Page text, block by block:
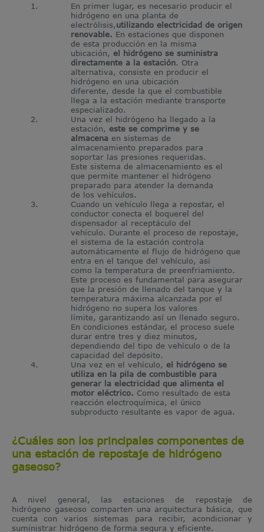
En primer lugar, es necesario producir el
hidrógeno en una planta de
electrólisis,utilizando electricidad de origen
renovable. En estaciones que disponen
de esta producción en la misma
ubicación, el hidrógeno se suministra
directamente a la estación. Otra
alternativa, consiste en producir el
hidrógeno en una ubicación
diferente, desde la que el combustible
llega a la estación mediante transporte
especializado.
Una vez el hidrógeno ha llegado a la
estación, este se comprime y se
almacena en sistemas de
almacenamiento preparados para
soportar las presiones requeridas.
Este sistema de almacenamiento es el
que permite mantener el hidrógeno
preparado para atender la demanda
de los vehículos.
Cuando un vehículo llega a repostar, el
conductor conecta el boquerel del
dispensador al receptáculo del
vehículo. Durante el proceso de repostaje,
el sistema de la estación controla
automáticamente el flujo de hidrógeno que
entra en el tanque del vehículo, así
como la temperatura de preenfriamiento.
Este proceso es fundamental para asegurar
que la presión de llenado del tanque y la
temperatura máxima alcanzada por el
hidrógeno no supera los valores
límite, garantizando así un llenado seguro.
En condiciones estándar, el proceso suele
durar entre tres y diez minutos,
dependiendo del tipo de vehículo o de la
capacidad del depósito.
Una vez en el vehículo, el hidrógeno se
utiliza en la pila de combustible para
generar la electricidad que alimenta el
motor eléctrico. Como resultado de esta
reacción electroquímica, el único
subproducto resultante es vapor de agua.
¿Cuáles son los principales componentes de
una estación de repostaje de hidrógeno
gaseoso?
A nivel general, las estaciones de repostaje de
hidrógeno gaseoso comparten una arquitectura básica, que
cuenta con varios sistemas para recibir, acondicionar y
suministrar hidrógeno de forma segura y eficiente.